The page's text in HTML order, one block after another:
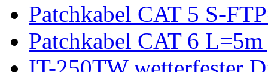
Patchkabel CAT 5 S-
Patchkabel CAT 6 L=5m